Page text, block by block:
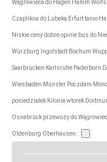
Wągrowieca do Hagen Hamm
Czaplikna do Lubeka Erfurt tanio
Niskie ceny dobre opinie bus do
Würzburg Ingolstadt Bochum
Saarbrücken Karlsruhe Paderborn
Wiesbaden Münster Poczdam
poniedziałek Kilonia wtorek
Osnabrück przewozy do
Oldenburg Oberhausen.: